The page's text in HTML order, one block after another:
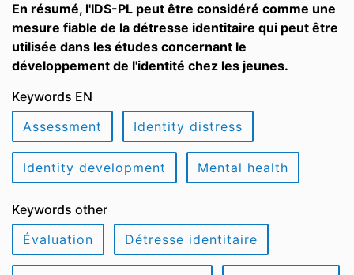
En résumé, l'IDS-PL peut être considéré comme une
mesure fiable de la détresse identitaire qui peut être
utilisée dans les études concernant le
développement de l'identité chez les jeunes.
Keywords EN
Assessment
Identity distress
Identity development Mental health
Keywords other
Évaluation
Détresse identitaire